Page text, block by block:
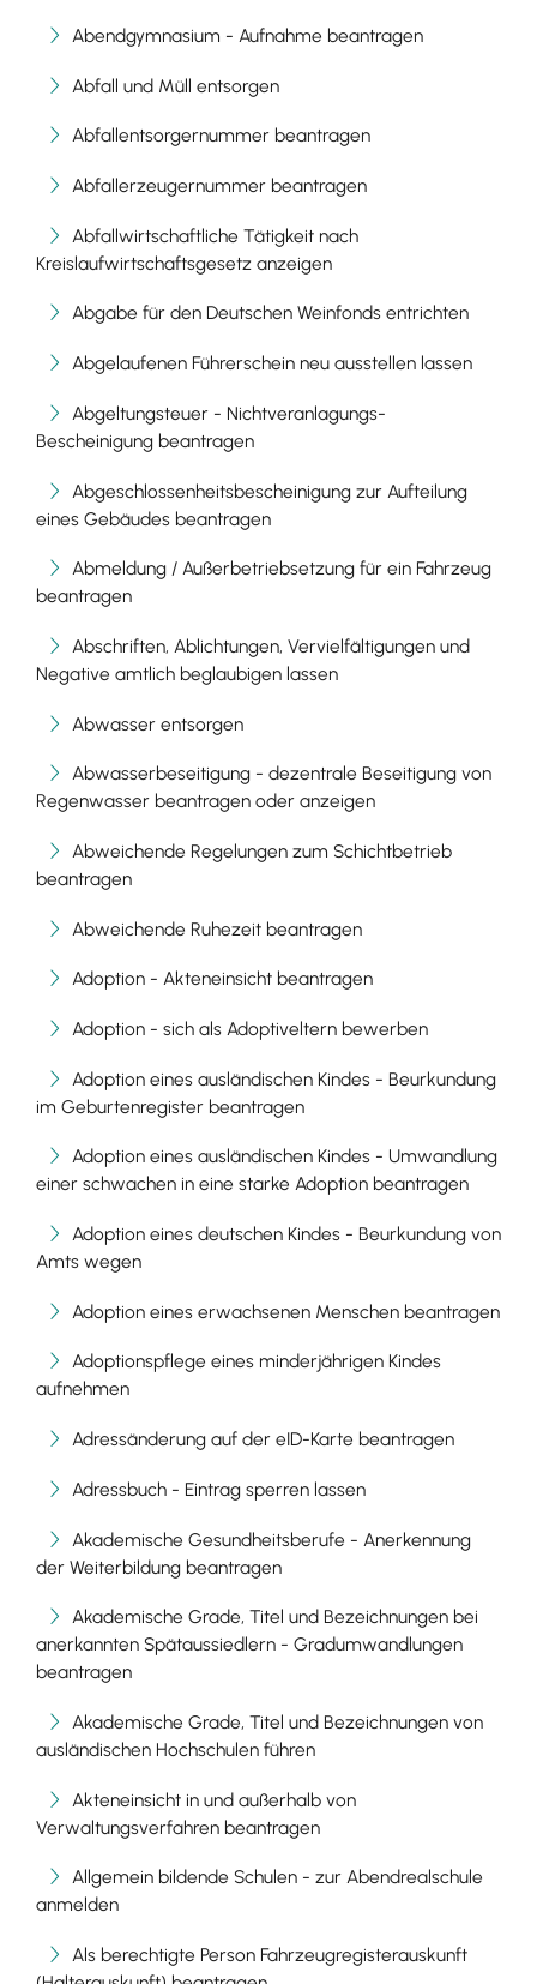
Abendgymnasium - Aufnahme beantragen
Abfall und Müll entsorgen
Abfallentsorgernummer beantragen
Abfallerzeugernummer beantragen
Abfallwirtschaftliche Tätigkeit nach
Kreislaufwirtschaftsgesetz anzeigen
Abgabe für den Deutschen Weinfonds entrichten
Abgelaufenen Führerschein neu ausstellen lassen
Abgeltungsteuer - Nichtveranlagungs-
Bescheinigung beantragen
Abgeschlossenheitsbescheinigung zur Aufteilung
eines Gebäudes beantragen
Abmeldung / Außerbetriebsetzung für ein Fahrzeug
beantragen
Abschriften, Ablichtungen, Vervielfältigungen und
Negative amtlich beglaubigen lassen
Abwasser entsorgen
Abwasserbeseitigung - dezentrale Beseitigung von
Regenwasser beantragen oder anzeigen
Abweichende Regelungen zum Schichtbetrieb
beantragen
Abweichende Ruhezeit beantragen
Adoption - Akteneinsicht beantragen
Adoption - sich als Adoptiveltern bewerben
Adoption eines ausländischen Kindes - Beurkundung
im Geburtenregister beantragen
Adoption eines ausländischen Kindes - Umwandlung
einer schwachen in eine starke Adoption beantragen
Adoption eines deutschen Kindes - Beurkundung von
Amts wegen
Adoption eines erwachsenen Menschen beantragen
Adoptionspflege eines minderjährigen Kindes
aufnehmen
Adressänderung auf der eID-Karte beantragen
Adressbuch - Eintrag sperren lassen
Akademische Gesundheitsberufe - Anerkennung
der Weiterbildung beantragen
Akademische Grade, Titel und Bezeichnungen bei
anerkannten Spätaussiedlern - Gradumwandlungen
beantragen
Akademische Grade, Titel und Bezeichnungen von
ausländischen Hochschulen führen
Akteneinsicht in und außerhalb von
Verwaltungsverfahren beantragen
Allgemein bildende Schulen - zur Abendrealschule
anmelden
Als berechtigte Person Fahrzeugregisterauskunft